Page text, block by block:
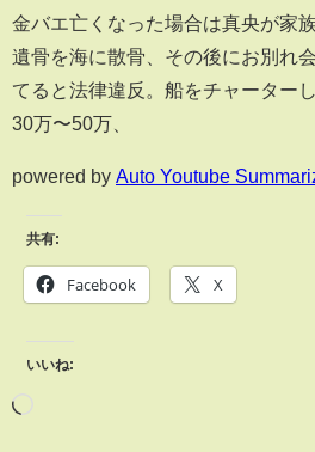
金バエ亡くなった場合は真央が家
遺骨を海に散骨、その後にお別れ
てると法律違反。船をチャーター
30万〜50万、
powered by Auto Youtube
共有:
Facebook X
いいね: